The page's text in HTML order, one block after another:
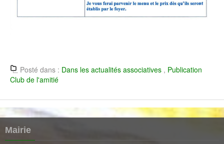
Posté dans : Dans les actualités associatives , Publication
Club de l'amitié
Mairie